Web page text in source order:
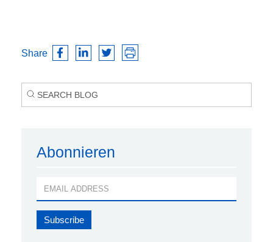
Share
Abonnieren